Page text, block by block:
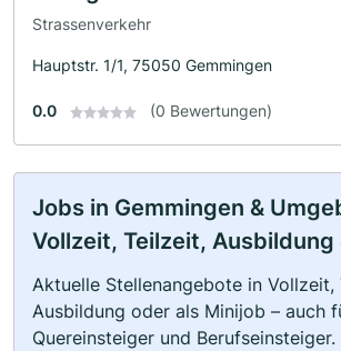
Strassenverkehr
Hauptstr. 1/1, 75050 Gemmingen
0.0 (0 Bewertungen)
Jobs in Gemmingen &
Vollzeit, Teilzeit, Ausbildung
Aktuelle Stellenangebote in Vollzeit,
Ausbildung oder als Minijob – auch
Quereinsteiger und